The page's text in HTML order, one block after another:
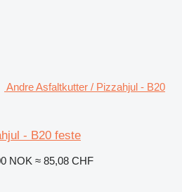
Andre Asfaltkutter / Pizzahjul - B20
- B20 feste
NOK ≈ 85,08 CHF